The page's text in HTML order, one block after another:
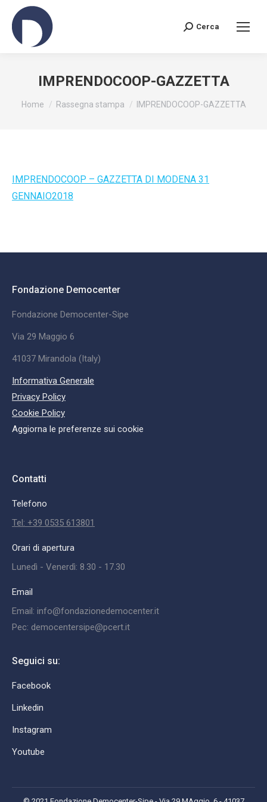
Search:
Cerca
IMPRENDOCOOP-GAZZETTA
You are here:
Home Rassegna stampa IMPRENDOCOOP-GAZZETTA
IMPRENDOCOOP – GAZZETTA DI MODENA 31
GENNAIO2018
Fondazione Democenter
Fondazione Democenter-Sipe
Via 29 Maggio 6
41037 Mirandola (Italy)
Informativa Generale
Privacy Policy
Cookie Policy
Aggiorna le preferenze sui cookie
Contatti
Telefono
Tel: +39 0535 613801
Orari di apertura
Lunedì - Venerdì: 8.30 - 17.30
Email
Email: info@fondazionedemocenter.it
Pec: democentersipe@pcert.it
Seguici su:
Facebook
Linkedin
Instagram
Youtube